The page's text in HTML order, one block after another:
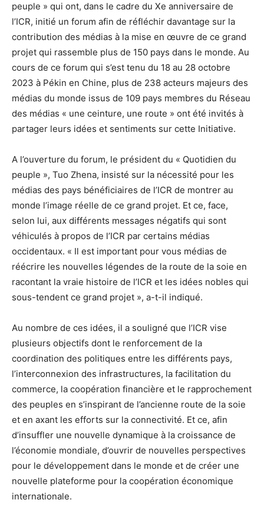
peuple » qui ont, dans le cadre du Xe anniversaire de
l’ICR, initié un forum afin de réfléchir davantage sur la
contribution des médias à la mise en œuvre de ce grand
projet qui rassemble plus de 150 pays dans le monde. Au
cours de ce forum qui s’est tenu du 18 au 28 octobre
2023 à Pékin en Chine, plus de 238 acteurs majeurs des
médias du monde issus de 109 pays membres du Réseau
des médias « une ceinture, une route » ont été invités à
partager leurs idées et sentiments sur cette Initiative.
A l’ouverture du forum, le président du « Quotidien du
peuple », Tuo Zhena, insisté sur la nécessité pour les
médias des pays bénéficiaires de l’ICR de montrer au
monde l’image réelle de ce grand projet. Et ce, face,
selon lui, aux différents messages négatifs qui sont
véhiculés à propos de l’ICR par certains médias
occidentaux. « Il est important pour vous médias de
réécrire les nouvelles légendes de la route de la soie en
racontant la vraie histoire de l’ICR et les idées nobles qui
sous-tendent ce grand projet », a-t-il indiqué.
Au nombre de ces idées, il a souligné que l’ICR vise
plusieurs objectifs dont le renforcement de la
coordination des politiques entre les différents pays,
l’interconnexion des infrastructures, la facilitation du
commerce, la coopération financière et le rapprochement
des peuples en s’inspirant de l’ancienne route de la soie
et en axant les efforts sur la connectivité. Et ce, afin
d’insuffler une nouvelle dynamique à la croissance de
l’économie mondiale, d’ouvrir de nouvelles perspectives
pour le développement dans le monde et de créer une
nouvelle plateforme pour la coopération économique
internationale.